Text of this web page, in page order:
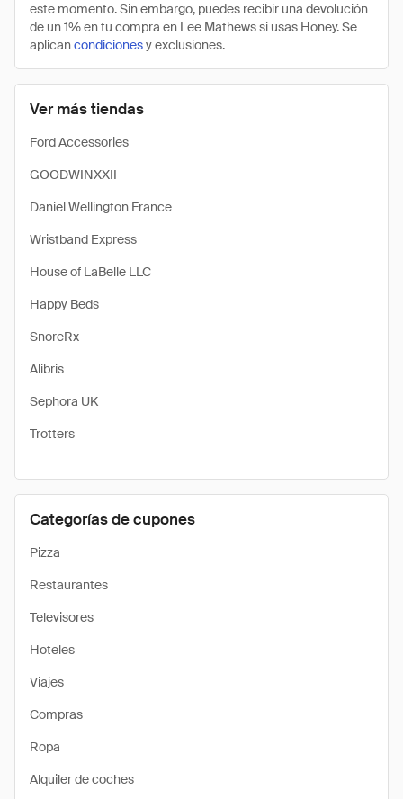
Ver más tiendas
Ford Accessories
GOODWINXXII
Daniel Wellington France
Wristband Express
House of LaBelle LLC
Happy Beds
SnoreRx
Alibris
Sephora UK
Trotters
Categorías de cupones
Pizza
Restaurantes
Televisores
Hoteles
Viajes
Compras
Ropa
Alquiler de coches
este momento. Sin embargo, puedes recibir una devolución
de un 1% en tu compra en Lee Mathews si usas Honey. Se
aplicancondicionesy exclusiones.